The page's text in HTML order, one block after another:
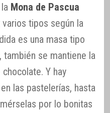
Mona de Pascua
varios tipos según la
es una masa tipo
se mantiene la
Y hay
las pastelerías, hasta
por lo bonitas